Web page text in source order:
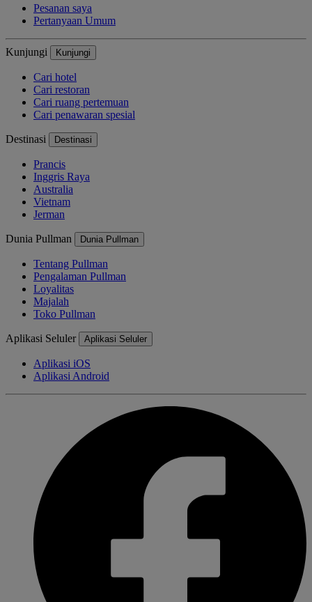
Pesanan saya
Pertanyaan Umum
Kunjungi Kunjungi
Cari hotel
Cari restoran
Cari ruang pertemuan
Cari penawaran spesial
Destinasi Destinasi
Prancis
Inggris Raya
Australia
Vietnam
Jerman
Dunia Pullman Dunia Pullman
Tentang Pullman
Pengalaman Pullman
Loyalitas
Majalah
Toko Pullman
Aplikasi Seluler Aplikasi Seluler
Aplikasi iOS
Aplikasi Android